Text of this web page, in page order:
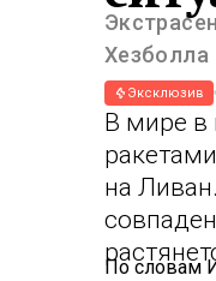
Хезболла
Эксклюзив
В мире в
на
По словам